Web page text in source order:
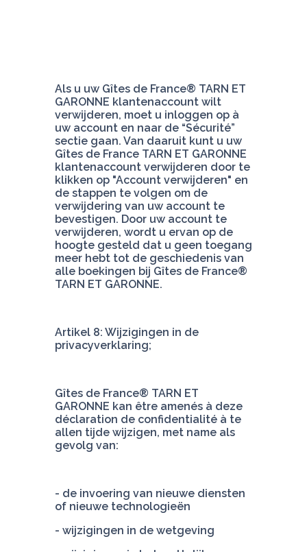
Als u uw Gîtes de France® TARN ET
GARONNE klantenaccount wilt
verwijderen, moet u inloggen op à
uw account en naar de “Sécurité”
sectie gaan. Van daaruit kunt u uw
Gîtes de France TARN ET GARONNE
klantenaccount verwijderen door te
klikken op "Account verwijderen" en
de stappen te volgen om de
verwijdering van uw account te
bevestigen. Door uw account te
verwijderen, wordt u ervan op de
hoogte gesteld dat u geen toegang
meer hebt tot de geschiedenis van
alle boekingen bij Gîtes de France®
TARN ET GARONNE.
Artikel 8: Wijzigingen in de
privacyverklaring;
Gîtes de France® TARN ET
GARONNE kan être amenés à deze
déclaration de confidentialité à te
allen tijde wijzigen, met name als
gevolg van:
- de invoering van nieuwe diensten
of nieuwe technologieën